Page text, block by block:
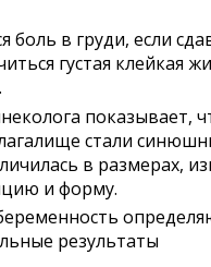
боль в груди, если
густая клейкая
показывает,
стали
в размерах,
и форму.
результаты